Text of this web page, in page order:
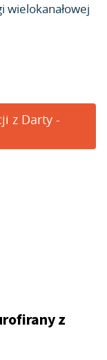
wielokanałowej
z Darty -
z